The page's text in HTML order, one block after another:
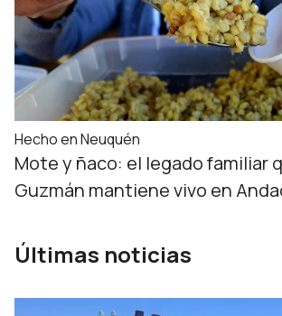
Hecho en Neuquén
Mote y ñaco: el legado familiar
Guzmán mantiene vivo en
Últimas noticias